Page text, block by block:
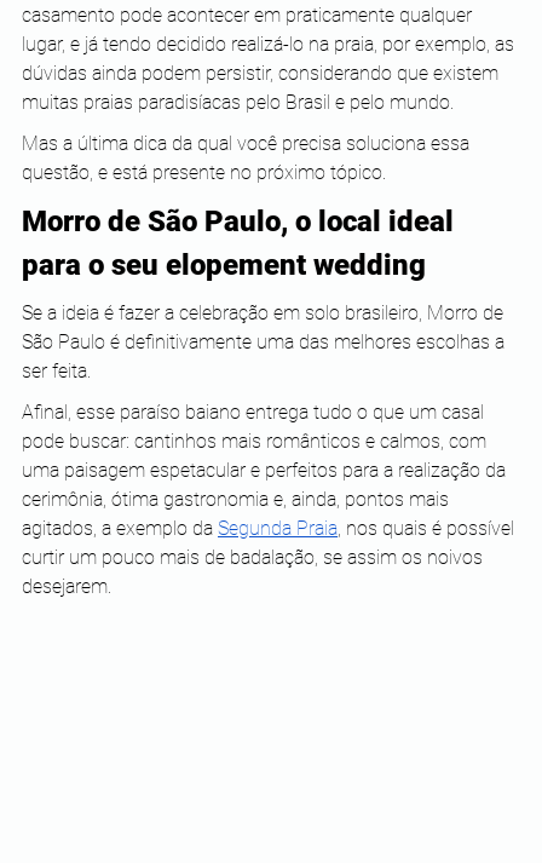
casamento pode acontecer em praticamente qualquer
lugar, e já tendo decidido realizá-lo na praia, por exemplo, as
dúvidas ainda podem persistir, considerando que existem
muitas praias paradisíacas pelo Brasil e pelo mundo.
Mas a última dica da qual você precisa soluciona essa
questão, e está presente no próximo tópico.
Morro de São Paulo, o local ideal
para o seu elopement wedding
Se a ideia é fazer a celebração em solo brasileiro, Morro de
São Paulo é definitivamente uma das melhores escolhas a
ser feita.
Afinal, esse paraíso baiano entrega tudo o que um casal
pode buscar: cantinhos mais românticos e calmos, com
uma paisagem espetacular e perfeitos para a realização da
cerimônia, ótima gastronomia e, ainda, pontos mais
agitados, a exemplo da Segunda Praia, nos quais é possível
curtir um pouco mais de badalação, se assim os noivos
desejarem.